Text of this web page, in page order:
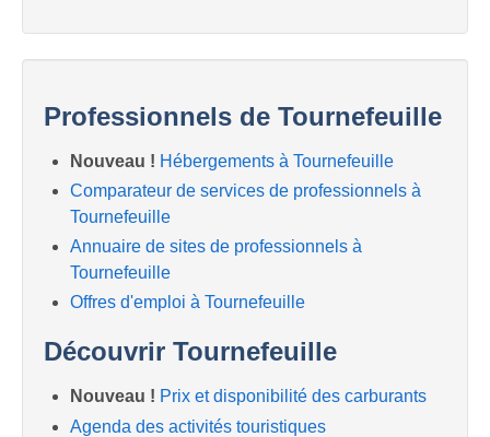
Professionnels de Tournefeuille
Nouveau ! Hébergements à Tournefeuille
Comparateur de services de professionnels à
Tournefeuille
Annuaire de sites de professionnels à
Tournefeuille
Offres d'emploi à Tournefeuille
Découvrir Tournefeuille
Nouveau ! Prix et disponibilité des carburants
Agenda des activités touristiques